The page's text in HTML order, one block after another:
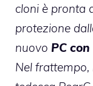
cloni è pronta
protezione
nuovo PC
Nel frattempo,